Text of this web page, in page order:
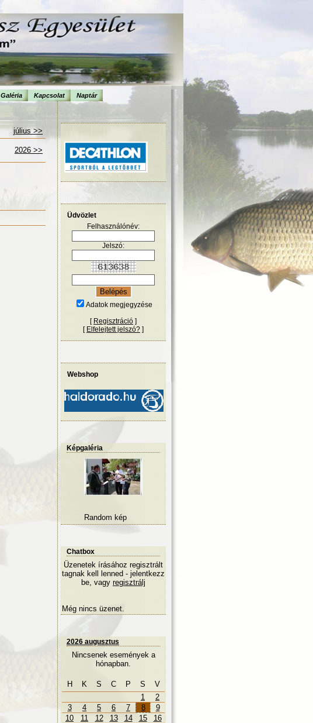
Galéria Kapcsolat Naptár
július >>
2026 >>
Üdvözlet
Felhasználónév:
Jelszó:
Adatok megjegyzése
[ Regisztráció ]
[ Elfelejtett jelszó? ]
Webshop
Képgaléria
Random kép
Chatbox
Üzenetek írásához regisztrált
tagnak kell lenned - jelentkezz
be, vagy regisztrálj
Még nincs üzenet.
2026 augusztus
Nincsenek események a
hónapban.
H K S C P S
V
1
2
3
4 5 6 7 8
9
10
11 12 13 14 15
16